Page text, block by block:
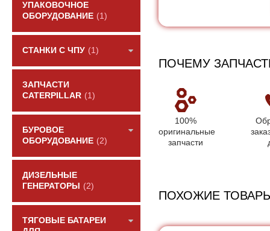
УПАКОВОЧНОЕ
ОБОРУДОВАНИЕ (1)
СТАНКИ С ЧПУ (1)
ЗАПЧАСТИ
CATERPILLAR (1)
БУРОВОЕ
ОБОРУДОВАНИЕ (2)
ДИЗЕЛЬНЫЕ
ГЕНЕРАТОРЫ
(2)
ТЯГОВЫЕ БАТАРЕИ
ПОЧЕМУ
100%
оригинальные
запчасти
ПОХОЖИЕ